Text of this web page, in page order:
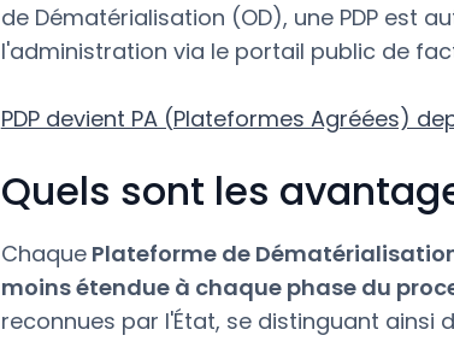
de Dématérialisation (OD), une PDP est
l'administration via le portail public de
PDP devient PA (Plateformes Agréées)
Quels sont les
ChaquePlateforme de
moins étendue à chaque phase du
reconnues par l'État, se distinguant ainsi